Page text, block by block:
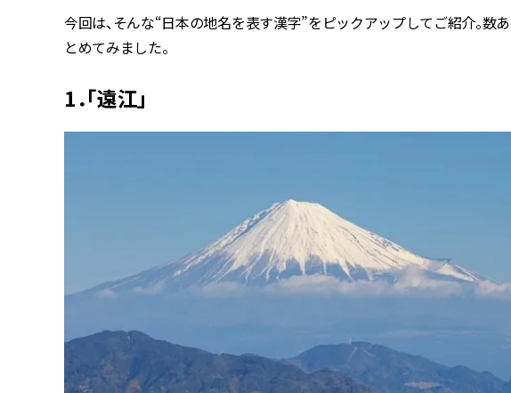
今回は、そんな“日本の地名を表す漢字”をピックアップしてご紹介。数
とめてみました。
1．「遠江」
【エルメス】
BEAUTY
“盛りすぎな
【最旬マスカ
ボリュームと